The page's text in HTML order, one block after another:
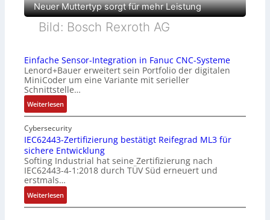
Neuer Muttertyp sorgt für mehr Leistung
Bild: Bosch Rexroth AG
Einfache Sensor-Integration in Fanuc CNC-Systeme
Lenord+Bauer erweitert sein Portfolio der digitalen
MiniCoder um eine Variante mit serieller
Schnittstelle…
Weiterlesen:
E
i
n
f
a
c
h
e
S
Cybersecurity
IEC62443-Zertifizierung bestätigt Reifegrad ML3 für
sichere Entwicklung
Softing Industrial hat seine Zertifizierung nach
IEC62443-4-1:2018 durch TÜV Süd erneuert und
erstmals…
Weiterlesen:
I